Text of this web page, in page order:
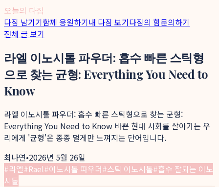
오늘의 다짐
다짐 남기기함께 응원하기내 다짐 보기다짐의 힘문의하기
전체 글 보기
라엘 이노시톨 파우더: 흡수 빠른 스틱형
으로 찾는 균형: Everything You Need to
Know
라엘 이노시톨 파우더: 흡수 빠른 스틱형으로 찾는 균형:
Everything You Need to Know 바쁜 현대 사회를 살아가는 우
리에게 '균형'은 종종 멀게만 느껴지는 단어입니다.
최나연•2026년 5월 26일
#라엘#Rael#이노시톨 파우더#스틱 이노시톨#흡수 잘되는 이노
시톨